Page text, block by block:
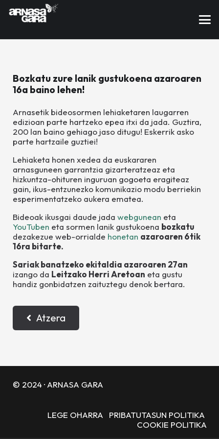
Bozkatu zure lanik gustukoena azaroaren
16a baino lehen!
Arnasetik bideosormen lehiaketaren laugarren
edizioan parte hartzeko epea itxi da jada. Guztira,
200 lan baino gehiago jaso ditugu! Eskerrik asko
parte hartzaile guztiei!
Lehiaketa honen xedea da euskararen
arnasguneen garrantzia gizarteratzeaz eta
hizkuntza-ohituren inguruan gogoeta eragiteaz
gain, ikus-entzunezko komunikazio modu berriekin
esperimentatzeko aukera ematea.
Bideoak ikusgai daude jada webgunean eta
YouTuben eta sormen lanik gustukoena bozkatu
dezakezue web-orrialde honetan azaroaren 6tik
16ra bitarte.
Sariak banatzeko ekitaldia azaroaren 27an
izango da Leitzako Herri Aretoan eta gustu
handiz gonbidatzen zaituztegu denok bertara.
Atzera
© 2024 · ARNASA GARA
LEGE OHARRA
PRIBATUTASUN POLITIKA
COOKIE POLITIKA